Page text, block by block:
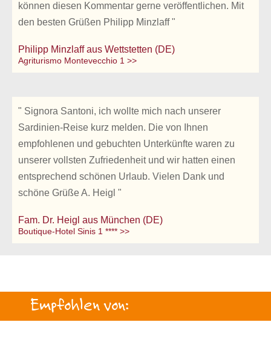
können diesen Kommentar gerne veröffentlichen. Mit
den besten Grüßen Philipp Minzlaff "
Philipp Minzlaff aus Wettstetten (DE)
Agriturismo Montevecchio 1 >>
" Signora Santoni, ich wollte mich nach unserer
Sardinien-Reise kurz melden. Die von Ihnen
empfohlenen und gebuchten Unterkünfte waren zu
unserer vollsten Zufriedenheit und wir hatten einen
entsprechend schönen Urlaub. Vielen Dank und
schöne Grüße A. Heigl "
Fam. Dr. Heigl aus München (DE)
Boutique-Hotel Sinis 1 **** >>
Empfohlen von: